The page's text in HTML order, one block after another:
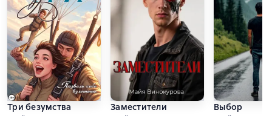
Три безумства
Заместители
Выбор